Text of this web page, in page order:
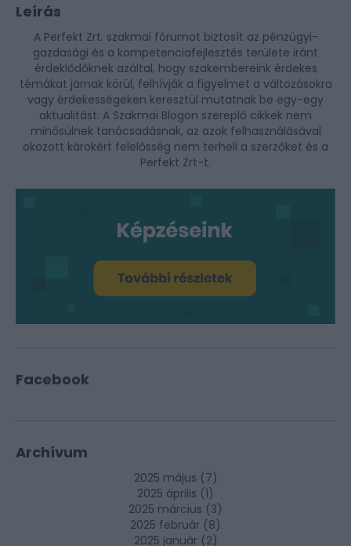
Leírás
A Perfekt Zrt. szakmai fórumot biztosít az pénzügyi-
gazdasági és a kompetenciafejlesztés területe iránt
érdeklődőknek azáltal, hogy szakembereink érdekes
témákat járnak körül, felhívják a figyelmet a változásokra
vagy érdekességeken keresztül mutatnak be egy-egy
aktualitást. A Szakmai Blogon szereplő cikkek nem
minősülnek tanácsadásnak, az azok felhasználásával
okozott károkért felelősség nem terheli a szerzőket és a
Perfekt Zrt-t.
Facebook
Archívum
2025 május (7)
2025 április (1)
2025 március (3)
2025 február (8)
2025 január (2)